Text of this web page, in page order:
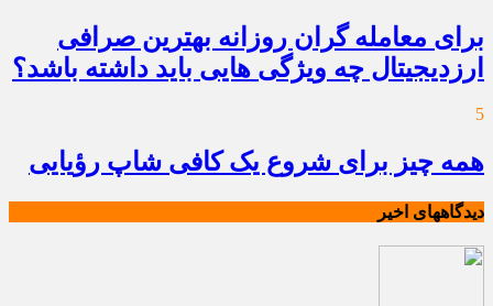
برای معامله گران روزانه بهترین صرافی
ارزدیجیتال چه ویژگی هایی باید داشته باشد؟
5
همه چیز برای شروع یک کافی شاپ رؤیایی
دیدگاههای اخیر